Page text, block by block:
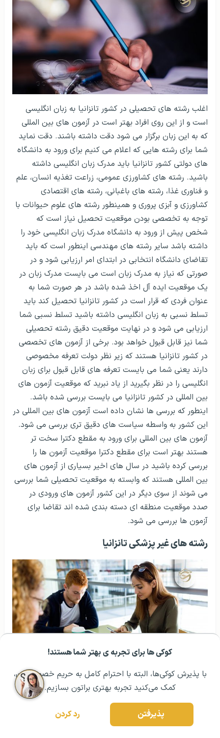
کوکی ها برای تجربه ی بهتر شما هستند!
با پذیرش کوکی‌ها، البته با احترام کامل به حریم خصوصیتون،
کمک می‌کنید تجربه بهتری براتون بسازیم.
پذیرفتن رد کردن
مشــاوره اولیه رایگان: ۰۲۱ ۴۳۰۰۰ ۰۲۱ رزرو مشاوره تخصصی
اغلب رشته های تحصیلی در کشور تانزانیا به زبان انگلیسی
است و از این روی افراد بهتر است در آزمون های بین المللی
که به این زبان برگزار می شود دقت داشته باشند. دقت نماید
شما برای رشته هایی که اعلام می کنیم برای ورود به دانشگاه
های دولتی کشور تانزانیا باید مدرک زبان انگلیسی داشته
باشید. رشته های کشاورزی عمومی، زراعت تغذیه انسان، علم
و فناوری غذا، رشته های باغبانی، رشته های اقتصادی
کشاورزی و آبزی پروری و همینطور رشته های علوم حیوانات با
توجه به تخصصی بودن موقعیت تحصیل نیاز است که
شخص پیش از ورود به دانشگاه مدرک زبان انگلیسی خود را
داشته باشد سایر رشته های مهندسی اینطور است که باید
تقاضای دانشگاه انتخابی در ابتدای امر ارزیابی شود و در
صورتی که نیاز به مدرک زبان است می بایست مدرک زبان در
یک موقعیت ایده آل اخذ شده باشد در هر صورت شما به
عنوان فردی که قرار است در کشور تانزانیا تحصیل کند باید
تسلط نسبی به زبان انگلیسی داشته باشید تسلط نسبی شما
ارزیابی می شود و در نهایت موقعیت دقیق رشته تحصیلی
شما نیز قابل قبول خواهد بود. برخی از آزمون های تخصصی
در کشور تانزانیا هستند که زیر نظر دولت تعرفه مخصوصی
دارند یعنی شما می بایست تعرفه های قابل قبول برای زبان
انگلیسی را در نظر بگیرید از یاد نبرید که موقعیت آزمون های
بین المللی در کشور تانزانیا می بایست بررسی شده باشد.
اینطور که بررسی ها نشان داده است آزمون های بین المللی در
این کشور به واسطه سیاست های دقیق تری بررسی می شود.
آزمون های بین المللی برای ورود به مقطع دکترا سخت تر
هستند بهتر است برای مقطع دکترا موقعیت آزمون ها را
بررسی کرده باشید در سال های اخیر بسیاری از آزمون های
بین المللی هستند که وابسته به موقعیت تحصیلی شما بررسی
می شوند از سوی دیگر در این کشور آزمون های ورودی در
صدد موقعیت منطقه ای دسته بندی شده اند تقاضا برای
آزمون ها بررسی می شود.
رشته های غیر پزشکی تانزانیا
تحصیل در کشور تانزانیا در برخی از رشته ها بیشتر دیده می
شود. رشته های بهداشت عمومی و ایمنی در مواد غذایی برای
کاهش بیماری های خاص در کشور تانزانیا در لیست رشته
هایی قرار دارد که بیشترین پذیرش را شامل شده است از